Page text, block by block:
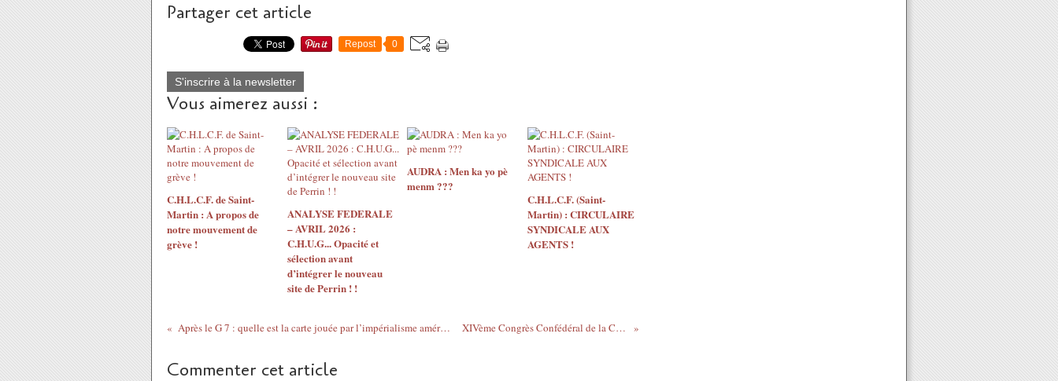
Partager cet article
Repost 0
S'inscrire à la newsletter
Vous aimerez aussi :
C.H.L.C.F. de Saint-
Martin : A propos de
notre mouvement de
grève !
ANALYSE FEDERALE
– AVRIL 2026 :
C.H.U.G... Opacité et
sélection avant
d’intégrer le nouveau
site de Perrin ! !
AUDRA : Men ka yo pè
menm ???
C.H.L.C.F. (Saint-
Martin) : CIRCULAIRE
SYNDICALE AUX
AGENTS !
Après le G 7 : quelle est la carte jouée par l’impérialisme américain ? XIVème Congrès Confédéral de la CGTM
Commenter cet article